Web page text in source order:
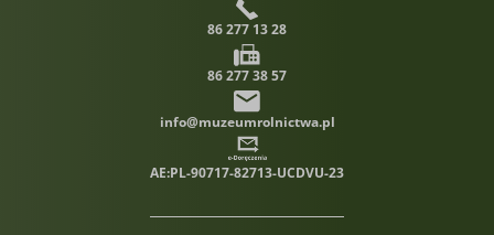
86 277 13 28
86 277 38 57
info@muzeumrolnictwa.pl
AE:PL-90717-82713-UCDVU-23